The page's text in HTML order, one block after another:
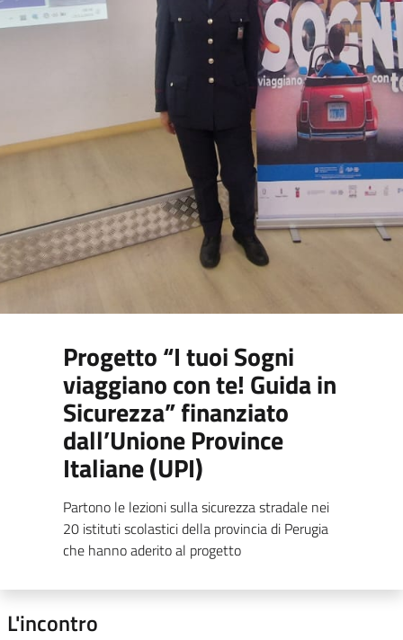
Progetto “I tuoi Sogni
viaggiano con te! Guida in
Sicurezza” finanziato
dall’Unione Province
Italiane (UPI)
Partono le lezioni sulla sicurezza stradale nei
20 istituti scolastici della provincia di Perugia
che hanno aderito al progetto
L'incontro